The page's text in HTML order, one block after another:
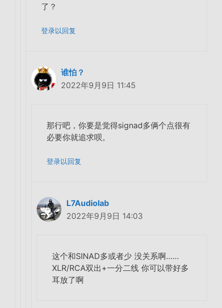
了？
登录以回复
谁怕？
2022年9月9日 11:45
那行吧，你要是觉得signad多俩个点很有
必要你就追求呗。
登录以回复
L7Audiolab
2022年9月9日 14:03
这个和SINAD多或者少 没关系啊……
XLR/RCA双出+一分二线 你可以带好多
耳放了啊